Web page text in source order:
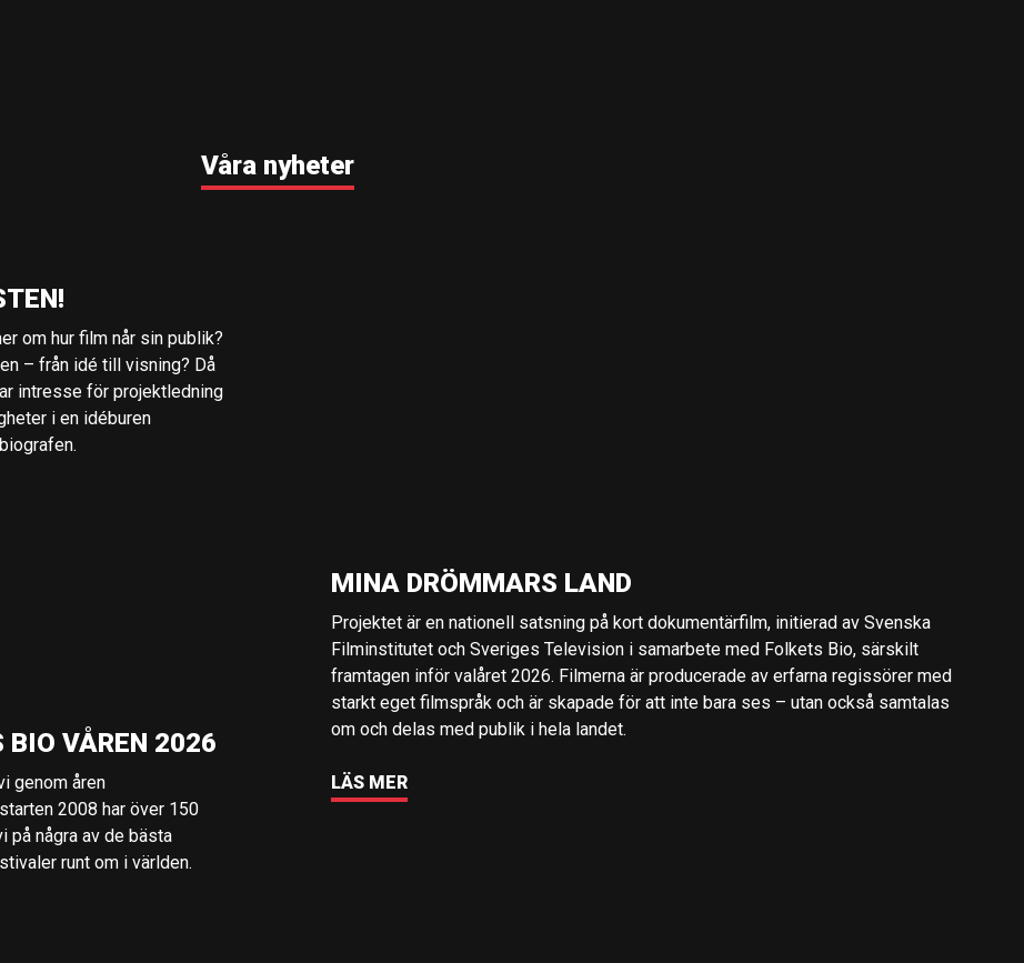
Våra nyheter
om hur film når sin publik?
– från idé till visning? Då
intresse för projektledning
i en idéburen
MINA DRÖMMARS LAND
Projektet är en nationell satsning på kort dokumentärfilm, initierad av Svenska
Filminstitutet och Sveriges Television i samarbete med Folkets Bio, särskilt
framtagen inför valåret 2026. Filmerna är producerade av erfarna regissörer med
starkt eget filmspråk och är skapade för att inte bara ses – utan också samtalas
om och delas med publik i hela landet.
LÄS MER
BIO VÅREN 2026
genom åren
2008 har över 150
på några av de bästa
runt om i världen.